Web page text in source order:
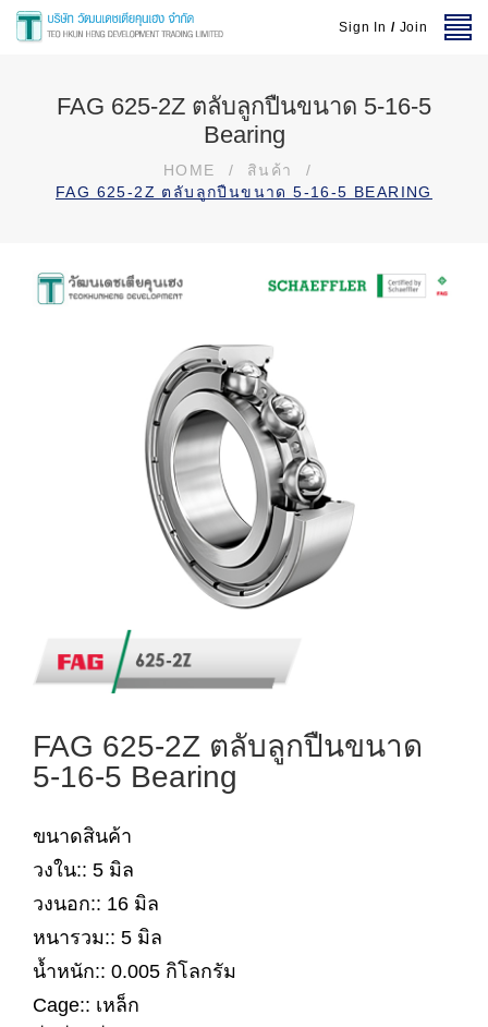
Sign In / Join
FAG 625-2Z ตลับลูกปืนขนาด 5-16-5
Bearing
HOME / สินค้า
/
FAG 625-2Z ตลับลูกปืนขนาด 5-16-5 BEARING
FAG 625-2Z ตลับลูกปืนขนาด
5-16-5 Bearing
ขนาดสินค้า
วงใน:: 5 มิล
วงนอก:: 16 มิล
หนารวม:: 5 มิล
น้ำหนัก:: 0.005 กิโลกรัม
Cage:: เหล็ก